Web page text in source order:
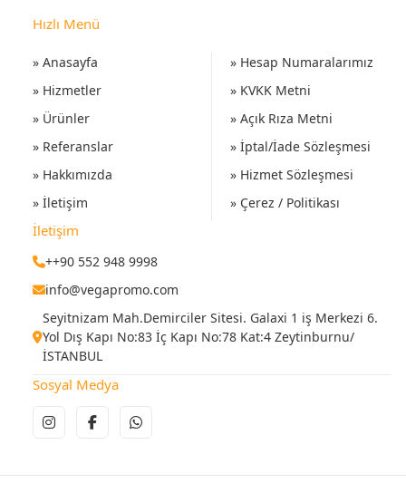
Hızlı Menü
» Anasayfa
» Hizmetler
» Ürünler
» Referanslar
» Hakkımızda
» İletişim
» Hesap Numaralarımız
» KVKK Metni
» Açık Rıza Metni
» İptal/İade Sözleşmesi
» Hizmet Sözleşmesi
» Çerez / Politikası
İletişim
++90 552 948 9998
info@vegapromo.com
Seyitnizam Mah.Demirciler Sitesi. Galaxi 1 iş Merkezi 6.
Yol Dış Kapı No:83 İç Kapı No:78 Kat:4 Zeytinburnu/
İSTANBUL
Sosyal Medya